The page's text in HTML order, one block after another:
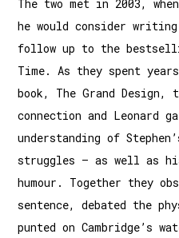
The two met in 2003,
he would consider
follow up to the
Time. As they spent
book, The Grand Design,
connection and Leonard
understanding of
struggles – as well as his
humour. Together they
sentence, debated the
punted on Cambridge’s